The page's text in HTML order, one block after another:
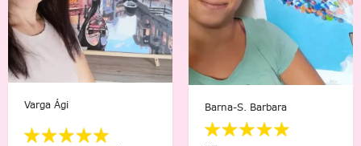
Varga Ági Barna-S. Barbara